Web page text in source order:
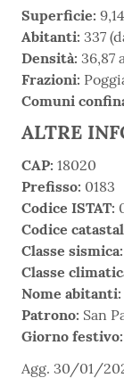
Superficie:
Abitanti: 337
Densità: 36,87
Frazioni:
Comuni
ALTRE
CAP: 18020
Prefisso: 0183
Codice ISTAT:
Codice
Classe sismica:
Classe
Nome abitanti:
Patrono: San
Giorno festivo:
Agg. 30/01/